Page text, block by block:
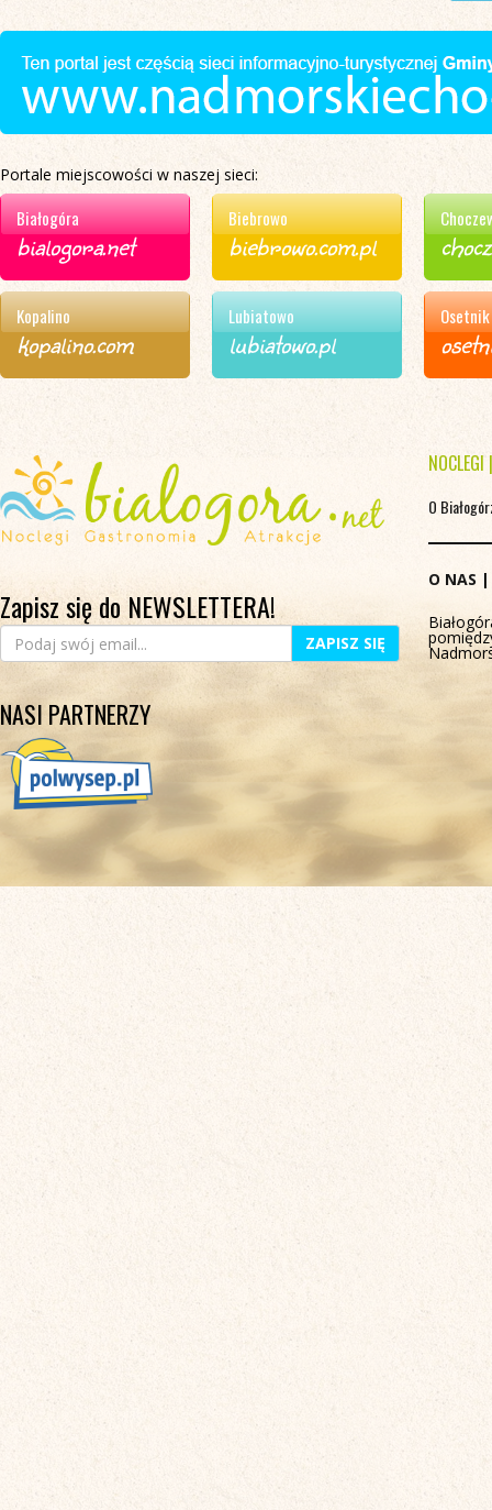
Portale miejscowości w naszej sieci:
Białogóra
bialogora.net
Biebrowo
biebrowo.com.pl
Kopalino
kopalino.com
Lubiatowo
lubiatowo.pl
Osetnik
Zapisz się do NEWSLETTERA!
ZAPISZ SIĘ
NASI PARTNERZY
NOCLEGI
O
O NAS